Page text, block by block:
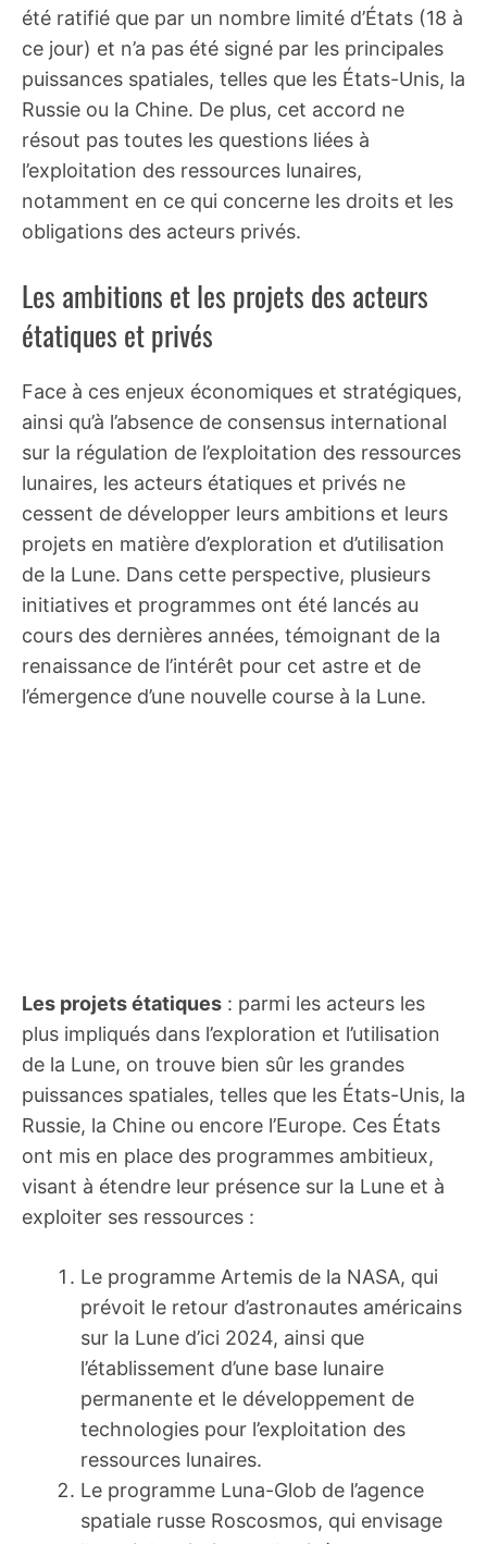
été ratifié que par un nombre limité d’États (18 à
ce jour) et n’a pas été signé par les principales
puissances spatiales, telles que les États-Unis, la
Russie ou la Chine. De plus, cet accord ne
résout pas toutes les questions liées à
l’exploitation des ressources lunaires,
notamment en ce qui concerne les droits et les
obligations des acteurs privés.
Les ambitions et les projets des acteurs
étatiques et privés
Face à ces enjeux économiques et stratégiques,
ainsi qu’à l’absence de consensus international
sur la régulation de l’exploitation des ressources
lunaires, les acteurs étatiques et privés ne
cessent de développer leurs ambitions et leurs
projets en matière d’exploration et d’utilisation
de la Lune. Dans cette perspective, plusieurs
initiatives et programmes ont été lancés au
cours des dernières années, témoignant de la
renaissance de l’intérêt pour cet astre et de
l’émergence d’une nouvelle course à la Lune.
Les projets étatiques : parmi les acteurs les
plus impliqués dans l’exploration et l’utilisation
de la Lune, on trouve bien sûr les grandes
puissances spatiales, telles que les États-Unis, la
Russie, la Chine ou encore l’Europe. Ces États
ont mis en place des programmes ambitieux,
visant à étendre leur présence sur la Lune et à
exploiter ses ressources :
Le programme Artemis de la NASA, qui
prévoit le retour d’astronautes américains
sur la Lune d’ici 2024, ainsi que
l’établissement d’une base lunaire
permanente et le développement de
technologies pour l’exploitation des
ressources lunaires.
Le programme Luna-Glob de l’agence
spatiale russe Roscosmos, qui envisage